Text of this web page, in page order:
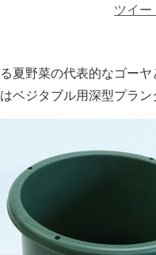
ツイー
夏野菜の代表的なゴー
ベジタブル用深型プラン